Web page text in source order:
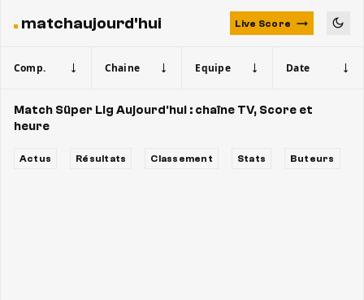
matchaujourd'hui Live Score
Comp. Chaine Equipe Date
Match Süper Lig Aujourd'hui : chaîne TV, Score et
heure
Actus Résultats Classement Stats Buteurs